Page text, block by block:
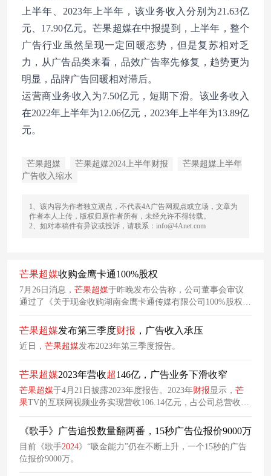
上半年、2023年上半年，该业务收入分别为21.63亿
元、17.90亿元。芒果超媒在中报提到，上半年，整个
广告行业虽然呈现一定回暖态势，但是复苏相对乏
力，从广告品类来看，品效广告率先修复，趋势更为
明显，品牌广告回暖相对滞后。
运营商业务收入为7.50亿元，短期下滑。该业务收入
在2022年上半年为12.06亿元，2023年上半年为13.89亿
元。
芒果超媒 芒果超媒2024上半年财报
芒果超媒上半年
广告收入缩水
1、该内容为作者独立观点，不代表4A广告网观点或立场，文章为
作者本人上传，版权归原作者所有，未经允许不得转载。
2、如对本稿件有异议或投诉，请联系：info@4Anet.com
芒果超媒收购金鹰卡通100%股权
7月26日消息， 芒果超媒于昨晚发布公告称，公司董事会审议
通过了《关于现金收购湖南金鹰卡通传媒有限公司100%股权暨
关联交易的议案》。经审议，董事会认为收购金鹰卡通公司符
合公司战略发展目标和实际经营情况，有利于促进公司长远发
展。
芒果超媒发布第三季度财报 ，广告收入承压
近日， 芒果超媒发布2023年第三季度报告。
芒果超媒2023年营收超146亿，广告业务下滑收窄
芒果超媒于4月21日披露2023年度报告。2023年财报显示， 芒
果TV的互联网视频业务实现营收106.14亿元，占公司总营收的
72.56%。具体业绩上，芒果超媒会员及运营商业务在2023年实
现了同比增长，广告业务同比仍在下降。2023年，芒果 超媒广
告业务下滑收窄，全年实现营业收入35.32亿元，同比下降
11.57%。图源：芒果超媒截至2023年末，芒果
TV有效会员规
模达6653万，全年会员收入达43.15亿元，同比增长10.23%，其
《歌手》广告追投数量翻两番，15秒广告位报价9000万
目前《歌手2024》“吸金能力”仍在不断上升，一个15秒的广告
位报价9000万。